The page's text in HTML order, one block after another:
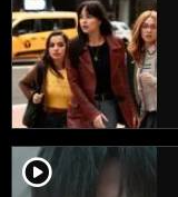
player2